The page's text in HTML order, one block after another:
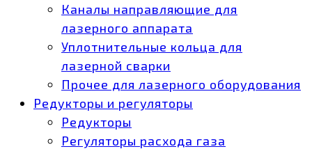
Каналы направляющие для
лазерного аппарата
Уплотнительные кольца для
лазерной сварки
Прочее для лазерного оборудования
Редукторы и регуляторы
Редукторы
Регуляторы расхода газа